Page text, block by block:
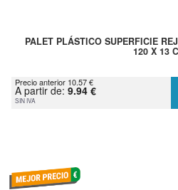
PALET PLÁSTICO SUPERFICIE
120 X 13
Precio anterior 10.57 €
A partir de: 9.94 €
SIN IVA